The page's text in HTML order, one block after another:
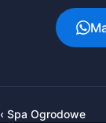
‹ Spa Ogrodowe